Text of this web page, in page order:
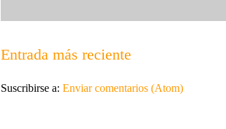
Entrada más reciente
Suscribirse a: Enviar comentarios (Atom)